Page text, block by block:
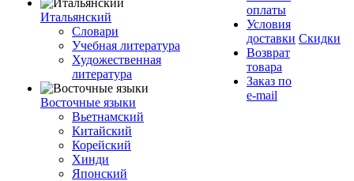
Итальянский
Словари
Учебная литература
Художественная
литература
Восточные языки
Вьетнамский
Китайский
Корейский
Хинди
Японский
оплаты
Условия
доставки
Возврат
товара
Заказ по
e-mail
Скидки